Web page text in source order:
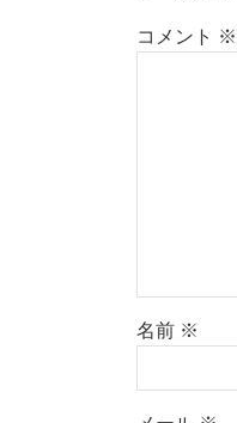
コメント ※
名前 ※